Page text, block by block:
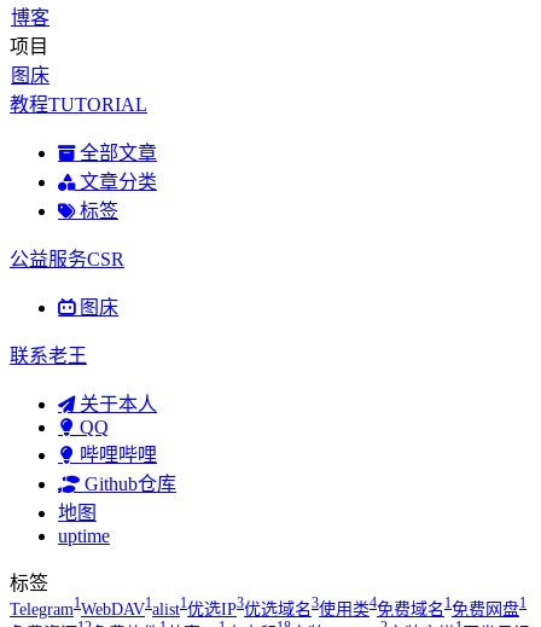
博客
项目
图床
教程TUTORIAL
全部文章
文章分类
标签
公益服务CSR
图床
联系老王
关于本人
QQ
哔哩哔哩
Github仓库
地图
uptime
标签
Telegram1WebDAV1alist1优选IP3优选域名3使用类4免费域名 1免费网盘1